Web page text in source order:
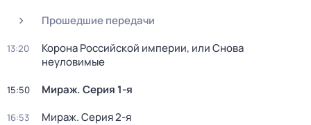
Прошедшие передачи
13:20
Корона Российской империи, или Снова
неуловимые
15:50 Мираж. Серия 1-я
16:53 Мираж. Серия 2-я